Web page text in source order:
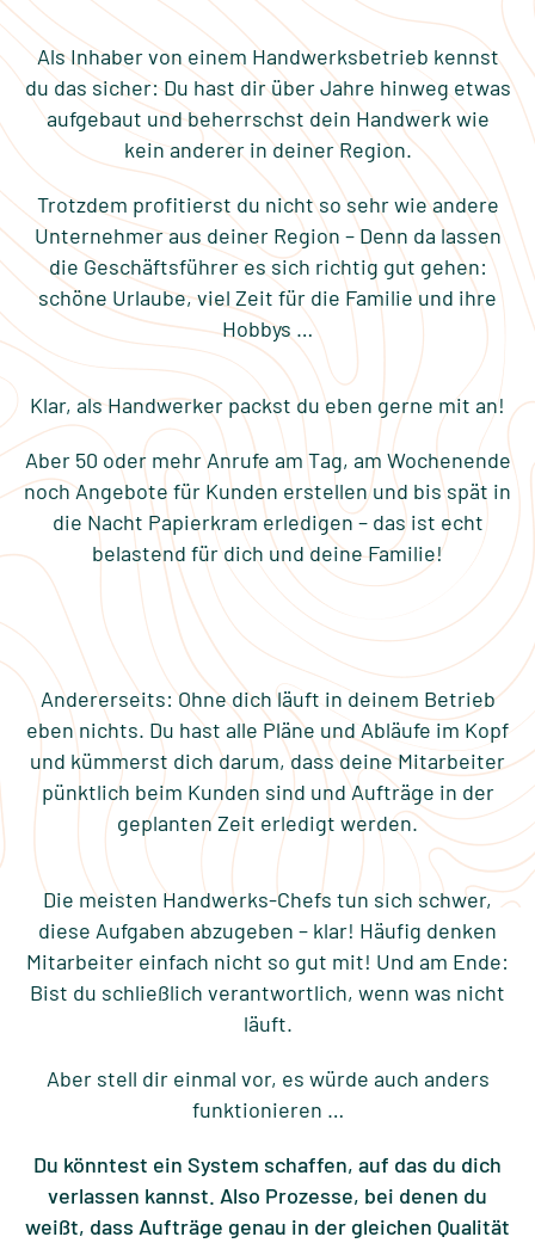
Als Inhaber von einem Handwerksbetrieb kennst
du das sicher: Du hast dir über Jahre hinweg etwas
aufgebaut und beherrschst dein Handwerk wie
kein anderer in deiner Region.
Trotzdem profitierst du nicht so sehr wie andere
Unternehmer aus deiner Region – Denn da lassen
die Geschäftsführer es sich richtig gut gehen:
schöne Urlaube, viel Zeit für die Familie und ihre
Hobbys …
Klar, als Handwerker packst du eben gerne mit an!
Aber 50 oder mehr Anrufe am Tag, am Wochenende
noch Angebote für Kunden erstellen und bis spät in
die Nacht Papierkram erledigen – das ist echt
belastend für dich und deine Familie!
Andererseits: Ohne dich läuft in deinem Betrieb
eben nichts. Du hast alle Pläne und Abläufe im Kopf
und kümmerst dich darum, dass deine Mitarbeiter
pünktlich beim Kunden sind und Aufträge in der
geplanten Zeit erledigt werden.
Die meisten Handwerks-Chefs tun sich schwer,
diese Aufgaben abzugeben – klar! Häufig denken
Mitarbeiter einfach nicht so gut mit! Und am Ende:
Bist du schließlich verantwortlich, wenn was nicht
läuft.
Aber stell dir einmal vor, es würde auch anders
funktionieren …
Du könntest ein System schaffen, auf das du dich
verlassen kannst. Also Prozesse, bei denen du
weißt, dass Aufträge genau in der gleichen Qualität